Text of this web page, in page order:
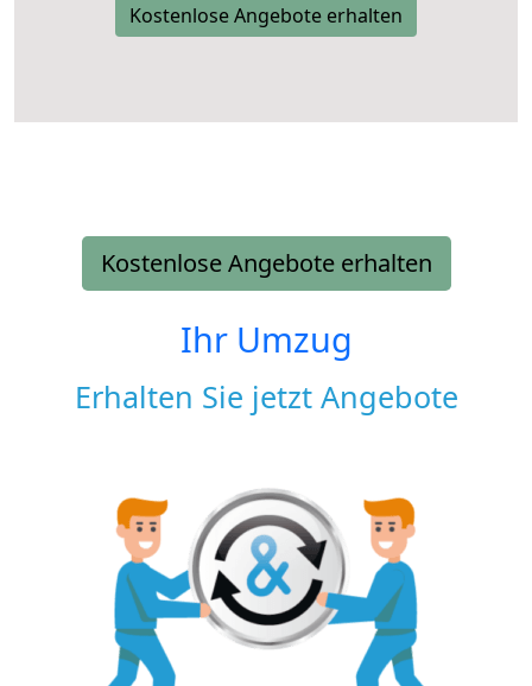
Kostenlose Angebote erhalten
Kostenlose Angebote erhalten
Ihr Umzug
Erhalten Sie jetzt Angebote